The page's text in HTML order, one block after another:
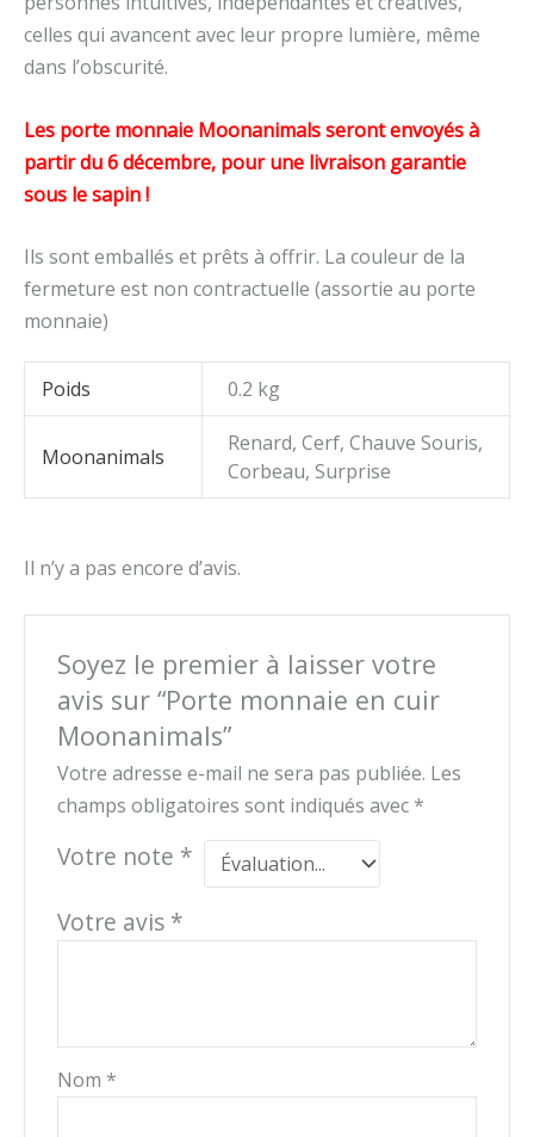
celles qui avancent avec leur propre lumière, même
dans l’obscurité.
Les porte monnaie Moonanimals seront envoyés à
partir du 6 décembre, pour une livraison garantie
sous le sapin !
Ils sont emballés et prêts à offrir. La couleur de la
fermeture est non contractuelle (assortie au porte
monnaie)
Poids 0.2 kg
Moonanimals
Renard, Cerf, Chauve Souris,
Corbeau, Surprise
Il n’y a pas encore d’avis.
Soyez le premier à laisser votre
avis sur “Porte monnaie en cuir
Moonanimals”
Votre adresse e-mail ne sera pas publiée. Les
champs obligatoires sont indiqués avec *
Votre note *
Votre avis *
Nom *